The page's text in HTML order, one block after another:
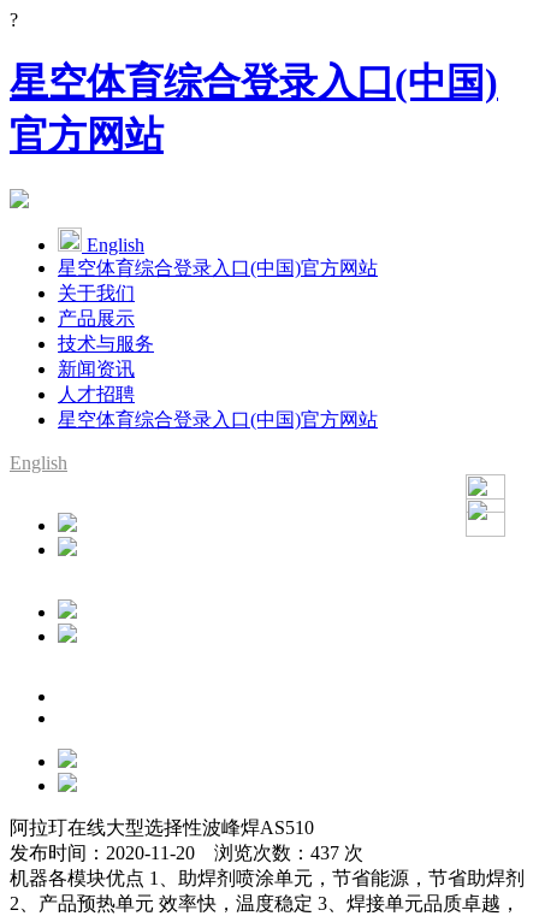
?
星空体育综合登录入口(中国)
官方网站
English
星空体育综合登录入口(中国)官方网站
关于我们
产品展示
技术与服务
新闻资讯
人才招聘
星空体育综合登录入口(中国)官方网站
English
YAMAHA代理
阿拉玎在线大型选择性波峰焊AS510
发布时间：2020-11-20 浏览次数：437 次
机器各模块优点 1、助焊剂喷涂单元，节省能源，节省助焊剂
2、产品预热单元 效率快，温度稳定 3、焊接单元品质卓越，